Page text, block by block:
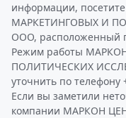
информации,
МАРКЕТИНГОВЫХ И
ООО, расположенный
Режим работы
ПОЛИТИЧЕСКИХ
уточнить по телефону
Если вы заметили
компании МАРКОН